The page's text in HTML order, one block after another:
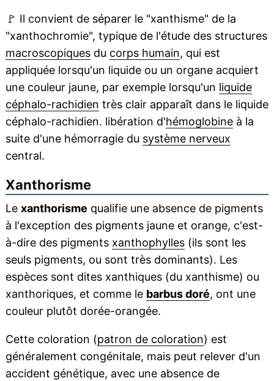
🚩 Il convient de séparer le "xanthisme" de la
"xanthochromie", typique de l'étude des structures
macroscopiquesdu corps humain, qui est
appliquée lorsqu'un liquide ou un organe acquiert
une couleur jaune, par exemple lorsqu'un liquide
céphalo-rachidien très clair apparaît dans le liquide
céphalo-rachidien. libération d'hémoglobineà la
suite d'une hémorragie du système nerveux
central.
Xanthorisme
Le xanthorisme qualifie une absence de pigments
à l'exception des pigments jaune et orange, c'est-
à-dire des pigments xanthophylles(ils sont les
seuls pigments, ou sont très dominants). Les
espèces sont dites xanthiques (du xanthisme) ou
xanthoriques, et comme le barbus doré, ont une
couleur plutôt dorée-orangée.
Cette coloration (patron de coloration) est
généralement congénitale, mais peut relever d'un
accident génétique, avec une absence de